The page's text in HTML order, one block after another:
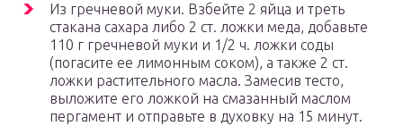
Из гречневой муки. Взбейте 2 яйца и треть
стакана сахара либо 2 ст. ложки меда, добавьте
110 г гречневой муки и 1/2 ч. ложки соды
(погасите ее лимонным соком), а также 2 ст.
ложки растительного масла. Замесив тесто,
выложите его ложкой на смазанный маслом
пергамент и отправьте в духовку на 15 минут.